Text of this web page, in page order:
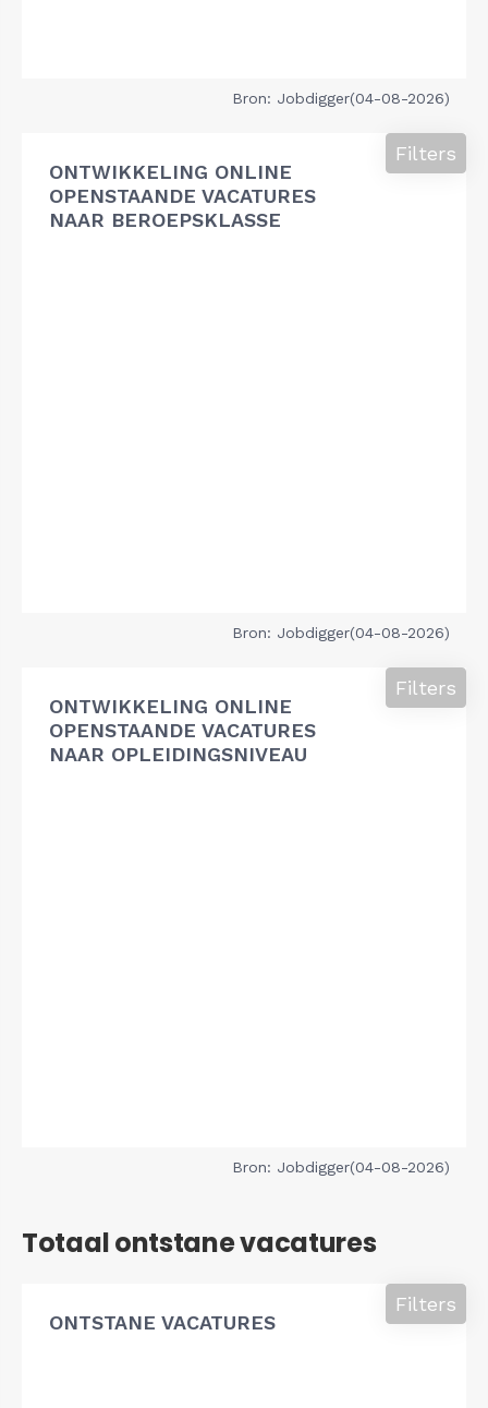
Bron: Jobdigger(04-08-2026)
ONTWIKKELING ONLINE
OPENSTAANDE VACATURES
NAAR BEROEPSKLASSE
Filters
Bron: Jobdigger(04-08-2026)
ONTWIKKELING ONLINE
OPENSTAANDE VACATURES
NAAR OPLEIDINGSNIVEAU
Filters
Bron: Jobdigger(04-08-2026)
Totaal ontstane vacatures
ONTSTANE VACATURES
Filters